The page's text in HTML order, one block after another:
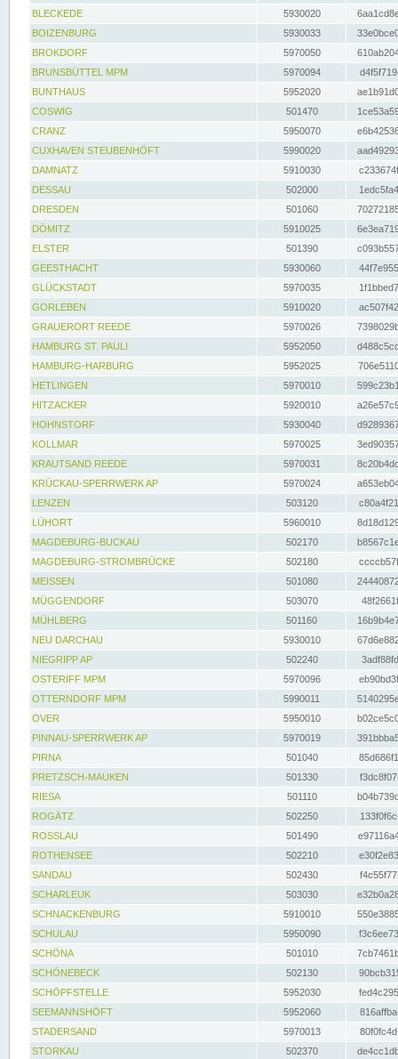
BLECKEDE
5930020
BOIZENBURG
5930033
BROKDORF
5970050
BRUNSBÜTTEL MPM
5970094
BUNTHAUS
5952020
COSWIG
501470
CRANZ
5950070
CUXHAVEN STEUBENHÖFT
5990020
DAMNATZ
5910030
DESSAU
502000
DRESDEN
501060
DÖMITZ
5910025
ELSTER
501390
GEESTHACHT
5930060
GLÜCKSTADT
5970035
GORLEBEN
5910020
GRAUERORT REEDE
5970026
HAMBURG ST. PAULI
5952050
HAMBURG-HARBURG
5952025
HETLINGEN
5970010
HITZACKER
5920010
HOHNSTORF
5930040
KOLLMAR
5970025
KRAUTSAND REEDE
5970031
KRÜCKAU-SPERRWERK AP
5970024
LENZEN
503120
LÜHORT
5960010
MAGDEBURG-BUCKAU
502170
MAGDEBURG-STROMBRÜCKE
502180
MEISSEN
501080
MÜGGENDORF
503070
MÜHLBERG
501160
NEU DARCHAU
5930010
NIEGRIPP AP
502240
OSTERIFF MPM
5970096
OTTERNDORF MPM
5990011
OVER
5950010
PINNAU-SPERRWERK AP
5970019
PIRNA
501040
PRETZSCH-MAUKEN
501330
RIESA
501110
ROGÄTZ
502250
ROSSLAU
501490
ROTHENSEE
502210
SANDAU
502430
SCHARLEUK
503030
SCHNACKENBURG
5910010
SCHULAU
5950090
SCHÖNA
501010
SCHÖNEBECK
502130
SCHÖPFSTELLE
5952030
SEEMANNSHÖFT
5952060
STADERSAND
5970013
STORKAU
502370